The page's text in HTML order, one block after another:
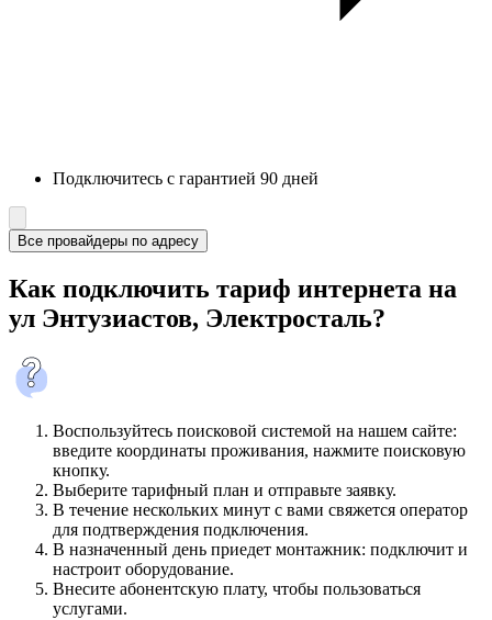
Подключитесь с гарантией 90 дней
Все провайдеры по адресу
Как подключить тариф интернета на
ул Энтузиастов, Электросталь?
Воспользуйтесь поисковой системой на нашем сайте:
введите координаты проживания, нажмите поисковую
кнопку.
Выберите тарифный план и отправьте заявку.
В течение нескольких минут с вами свяжется оператор
для подтверждения подключения.
В назначенный день приедет монтажник: подключит и
настроит оборудование.
Внесите абонентскую плату, чтобы пользоваться
услугами.